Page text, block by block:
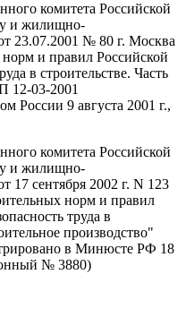
комитета Российской
и жилищно-
23.07.2001 № 80 г. Москва
и правил Российской
в строительстве. Часть
12-03-2001
России 9 августа 2001 г.,
комитета Российской
и жилищно-
17 сентября 2002 г. N 123
норм и правил
труда в
производство"
в Минюсте РФ 18
№ 3880)